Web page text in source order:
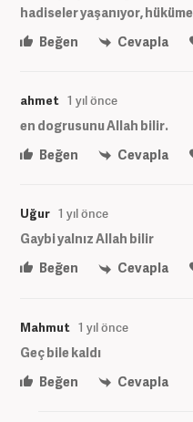
hadiseler yaşanıyor,
Beğen
Cevapla
ahmet 1 yıl önce
en dogrusunu Allah bilir.
Beğen
Cevapla
Uğur 1 yıl önce
Gaybi yalnız Allah bilir
Beğen
Cevapla
Mahmut 1 yıl önce
Geç bile kaldı
Beğen
Cevapla